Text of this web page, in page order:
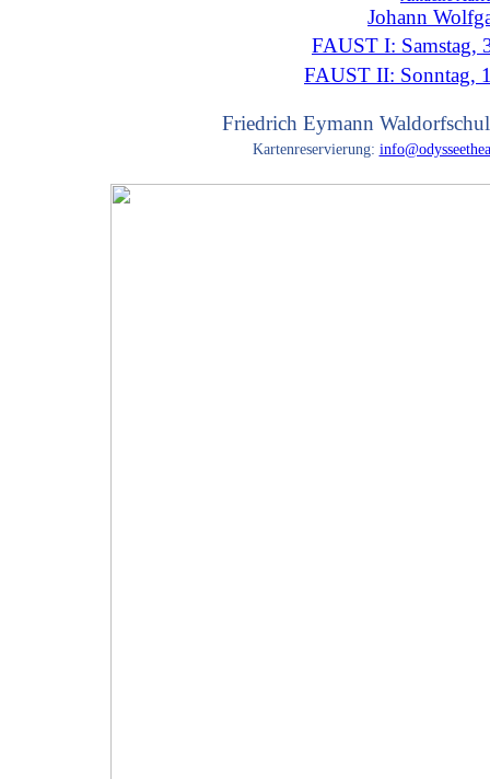
Johann
FAUST I: Samstag,
FAUST II: Sonntag,
Friedrich Eymann
Kartenreservierung: